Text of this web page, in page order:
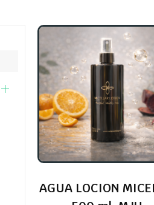
AGUA LOCION